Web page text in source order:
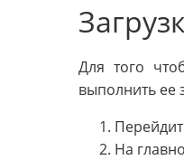
Для того
выполнить ее
На